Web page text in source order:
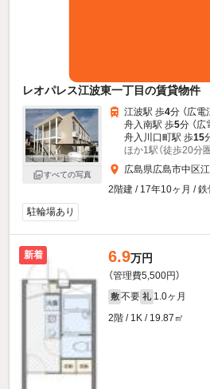
レオパレス江波東一丁目の賃貸物件
すべての写真
江波駅 歩4分 （広電
舟入南駅 歩5分 （広
舟入川口町駅 歩15
ほか1駅（徒歩20分圏
広島県広島市中区
2階建 / 17年10ヶ月 / 鉄
駐輪場あり
新着 6.9万円
（管理費5,500円）
敷 不要 礼 1.0ヶ月
2階 / 1K / 19.87㎡